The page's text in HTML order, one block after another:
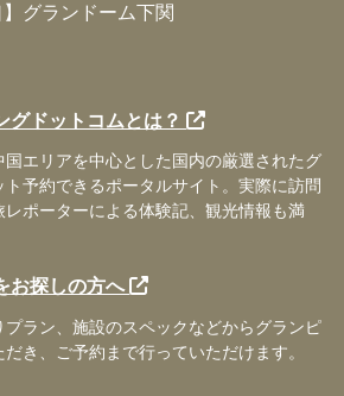
】グランドーム下関
グドットコムとは？
国エリアを中心とした国内の厳選されたグ
予約できるポータルサイト。実際に訪問
レポーターによる体験記、観光情報も満
お探しの方へ
プラン、施設のスペックなどからグランピ
き、ご予約まで行っていただけます。